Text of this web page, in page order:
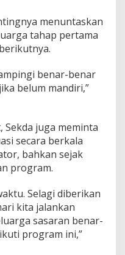
menuntaskan
tahap pertama
benar-benar
belum mandiri,”
juga meminta
secara berkala
bahkan sejak
program.
Selagi diberikan
kita jalankan
sasaran benar-
program ini,”